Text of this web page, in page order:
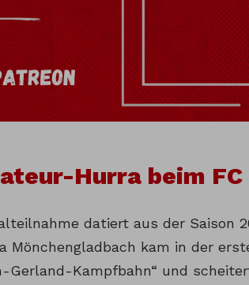
Hurra beim FC
datiert aus der Saison
Mönchengladbach kam in der
Gerland-Kampfbahn“ und